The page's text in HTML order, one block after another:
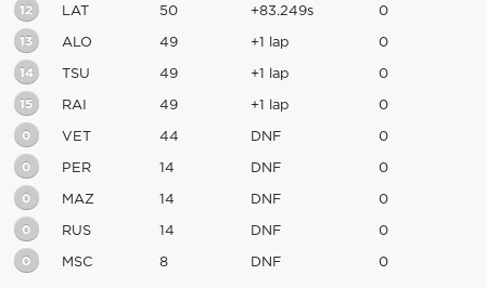
12 LAT 50 +83.249s 0
13 ALO 49 +1 lap 0
14 TSU 49 +1 lap 0
15 RAI 49 +1 lap 0
0 VET 44 DNF 0
0 PER 14 DNF 0
0 MAZ 14 DNF 0
0 RUS 14 DNF 0
0 MSC 8 DNF 0